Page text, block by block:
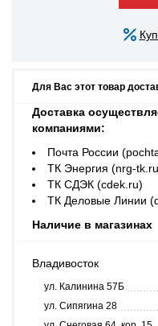
Для Вас этот товар
Доставка
компаниями:
Почта России
ТК Энергия (nrg-
ТК СДЭК (cdek.ru)
ТК Деловые Линии
Наличие в магазинах
Владивосток
ул. Калинина 57Б
ул. Сипягина 28